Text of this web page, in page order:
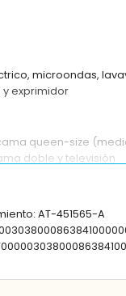
microondas,
exprimidor
queen-size
doble y televisión
AT-451565-A